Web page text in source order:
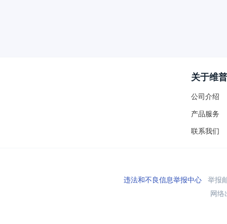
关于维普
公司介绍
产品服务
联系我们
违法和不良信息举报中心举报
网